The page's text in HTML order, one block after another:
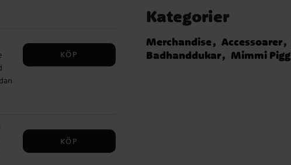
KÖP
KÖP
Kategorier
Merchandise Accessoarer
Badhanddukar
Mimmi Pigg